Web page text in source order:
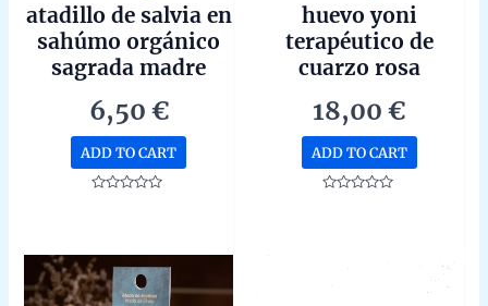
atadillo de salvia en
sahúmo orgánico
sagrada madre
6,50 €
ADD TO CART
5
huevo yoni
terapéutico de
cuarzo rosa
18,00€
ADD TO CART